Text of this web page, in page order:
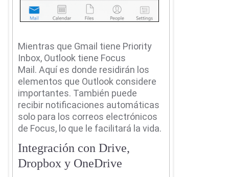
Mientras que Gmail tiene Priority
Inbox, Outlook tiene Focus
Mail.Aquí es donde residirán los
elementos que Outlook considere
importantes. También puede
recibir notificaciones automáticas
solo para los correos electrónicos
de Focus, lo que le facilitará la vida.
Integración con Drive,
Dropbox y OneDrive